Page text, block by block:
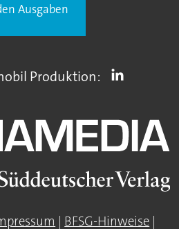
Ausgaben
Produktion:
| BFSG-Hinweise |